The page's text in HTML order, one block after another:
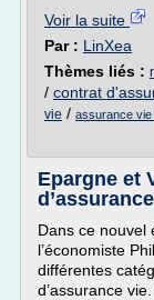
Voir la suite
Par : LinXea
Thèmes liés :
/ contrat
vie / assurance vie
Epargne et
Dans ce nouvel
l’économiste
différentes
d’assurance